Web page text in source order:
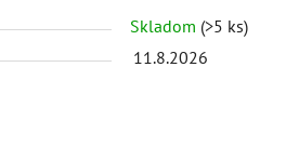
Skladom (>5 ks)
11.8.2026